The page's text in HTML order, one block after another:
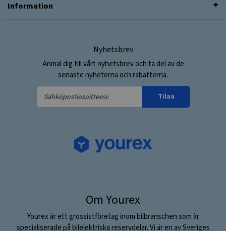
Information
Nyhetsbrev
Anmäl dig till vårt nyhetsbrev och ta del av de
senaste nyheterna och rabatterna.
Sähköpostiosoitteesi:
Tilaa
Om Yourex
Yourex är ett grossistföretag inom bilbranschen som är
specialiserade på bilelektriska reservdelar. Vi är en av Sveriges